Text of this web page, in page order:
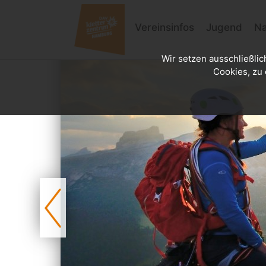
Vereinsinfos Jugend
Wir setzen
Cookies,